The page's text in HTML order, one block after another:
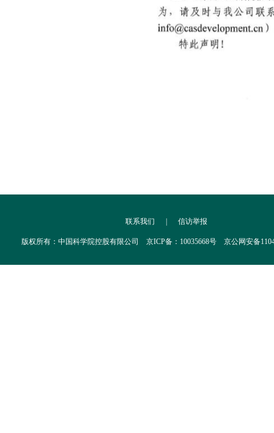
联系我们 | 信访举报
版权所有：中国科学院控股有限公司 京ICP备：10035668号 京公网安备